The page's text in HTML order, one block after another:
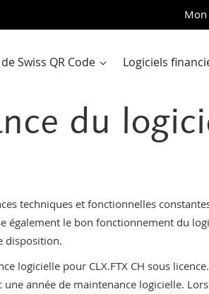
au
Swiss QR Code Logiciels
du
techniques et fonctionnelles
le bon fonctionnement du
disposition.
logicielle pour CLX.FTX CH sous
année de maintenance logicielle.